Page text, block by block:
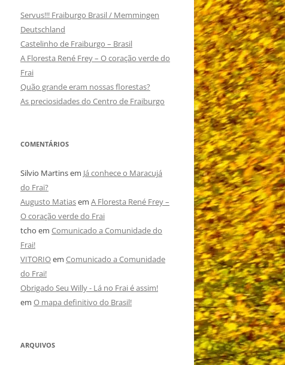
Servus!!! Fraiburgo Brasil / Memmingen
Deutschland
Castelinho de Fraiburgo – Brasil
A Floresta René Frey – O coração verde do
Frai
Quão grande eram nossas florestas?
As preciosidades do Centro de Fraiburgo
COMENTÁRIOS
Silvio Martinsem Já conhece o Maracujá
do Frai?
Augusto Matiasem A Floresta René Frey –
O coração verde do Frai
tcho em Comunicado a Comunidade do
Frai!
VITORIOem Comunicado a Comunidade
do Frai!
Obrigado Seu Willy - Lá no Frai é assim!
em O mapa definitivo do Brasil!
ARQUIVOS